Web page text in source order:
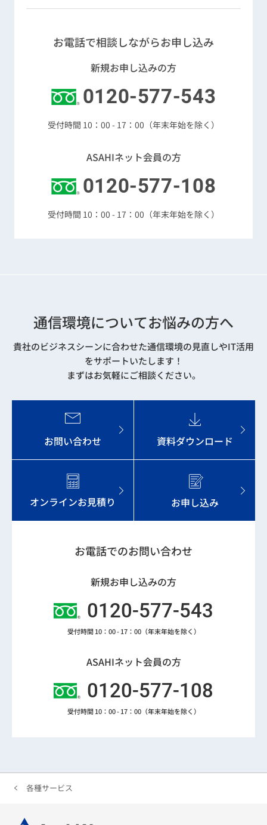
お電話で相談しながらお申し込み
新規お申し込みの方
0120-577-543
受付時間 10：00 - 17：00（年末年始を除く）
ASAHIネット会員の方
0120-577-108
受付時間 10：00 - 17：00（年末年始を除く）
通信環境についてお悩みの方へ
貴社のビジネスシーンに合わせた通信環境の見直しやIT活用
をサポートいたします！
まずはお気軽にご相談ください。
お問い合わせ 資料ダウンロード
オンラインお見積り お申し込み
お電話でのお問い合わせ
新規お申し込みの方
0120-577-543
受付時間 10：00 - 17：00（年末年始を除く）
ASAHIネット会員の方
0120-577-108
受付時間 10：00 - 17：00（年末年始を除く）
各種サービス